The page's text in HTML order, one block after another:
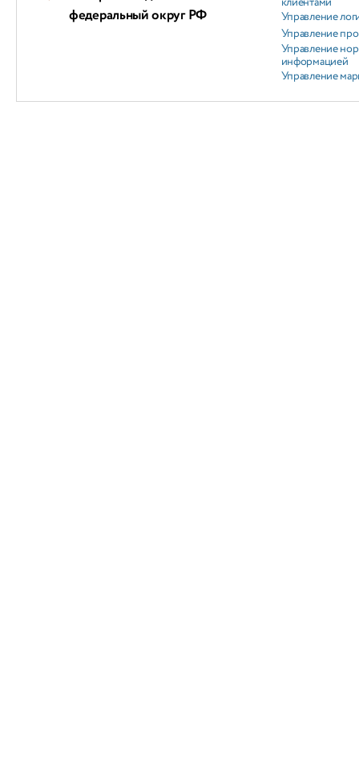
федеральный округ РФ
Управление
Управление
Управление
информацией
Управление